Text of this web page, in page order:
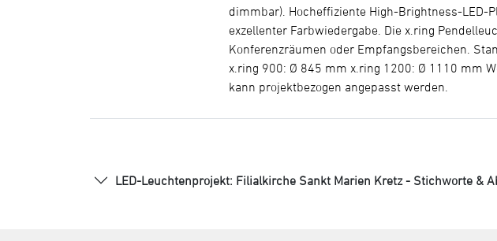
dimmbar). Hocheffiziente High-Brightness-
exzellenter Farbwiedergabe. Die x.ring
Konferenzräumen oder Empfangsbereichen.
x.ring 900: Ø 845 mm x.ring 1200: Ø 1110 mm
kann projektbezogen angepasst werden.
LED-Leuchtenprojekt: Filialkirche Sankt Marien Kretz - Stichworte &